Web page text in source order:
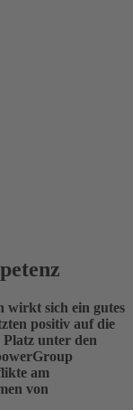
wirkt sich ein gutes
positiv auf die
unter den
am
von